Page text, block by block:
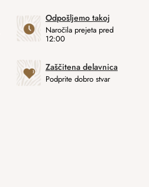
Odpošljemo takoj
Naročila prejeta pred
12:00
Zaščitena delavnica
Podprite dobro stvar